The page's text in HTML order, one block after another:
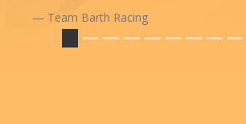
Team Barth Racing